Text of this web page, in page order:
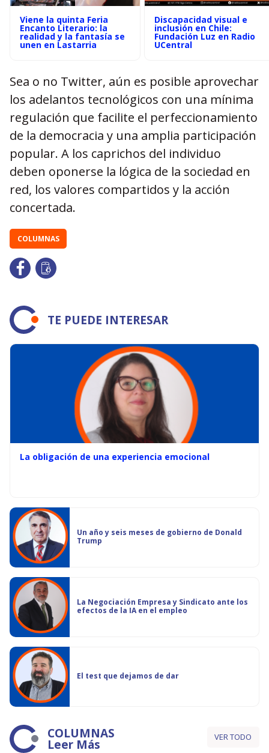
Viene la quinta Feria
Encanto Literario: la
realidad y la fantasía se
unen en Lastarria
Discapacidad visual e
inclusión en Chile:
Fundación Luz en Radio
UCentral
Sea o no Twitter, aún es posible aprovechar
los adelantos tecnológicos con una mínima
regulación que facilite el perfeccionamiento
de la democracia y una amplia participación
popular. A los caprichos del individuo
deben oponerse la lógica de la sociedad en
red, los valores compartidos y la acción
concertada.
COLUMNAS
TE PUEDE INTERESAR
La obligación de una experiencia emocional
Un año y seis meses de gobierno de Donald
Trump
La Negociación Empresa y Sindicato ante los
efectos de la IA en el empleo
El test que dejamos de dar
COLUMNAS
Leer Más VER TODO